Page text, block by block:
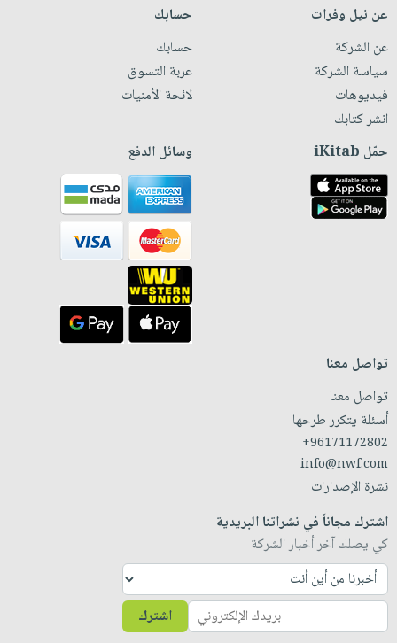
عن نيل وفرات
عن الشركة
سياسة الشركة
فيديوهات
انشر كتابك
حسابك
حسابك
عربة التسوق
لائحة الأمنيات
حمّل iKitab وسائل الدفع
تواصل معنا
تواصل معنا
أسئلة يتكرر طرحها
+96171172802
info@nwf.com
نشرة الإصدارات
اشترك مجاناً في نشراتنا البريدية
كي يصلك آخر أخبار الشركة
اشترك